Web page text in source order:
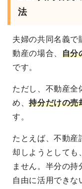
法
夫婦の共同名義で
動産の場合、 自分
です。
ただし、不動産全
め、持分だけの売
す。
たとえば、不動産
却しようとしても
ません。半分の
自由に活用できな